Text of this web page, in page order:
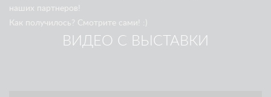
наших партнеров!
Как получилось? Смотрите сами! :)
ВИДЕО С ВЫСТАВКИ